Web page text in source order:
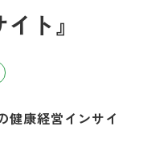
ト』
健康経営インサイ